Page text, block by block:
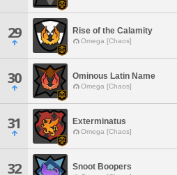
29 Rise of the Calamity
Omega [Chaos]
30 Ominous Latin Name
Omega [Chaos]
31 Exterminatus
Omega [Chaos]
32 Snoot Boopers